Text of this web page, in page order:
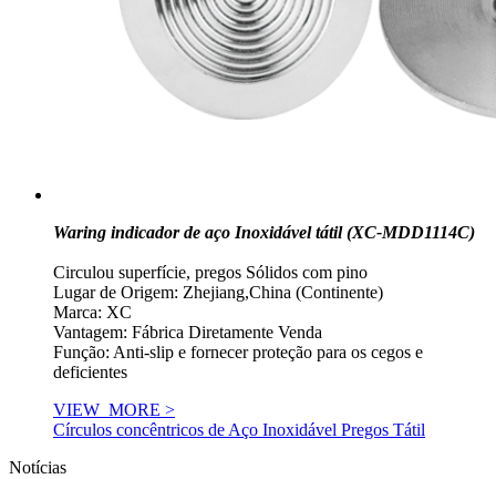
Waring indicador de aço Inoxidável tátil (XC-MDD1114C)
Circulou superfície, pregos Sólidos com pino
Lugar de Origem: Zhejiang,China (Continente)
Marca: XC
Vantagem: Fábrica Diretamente Venda
Função: Anti-slip e fornecer proteção para os cegos e
deficientes
VIEW_MORE >
Círculos concêntricos de Aço Inoxidável Pregos Tátil
Notícias